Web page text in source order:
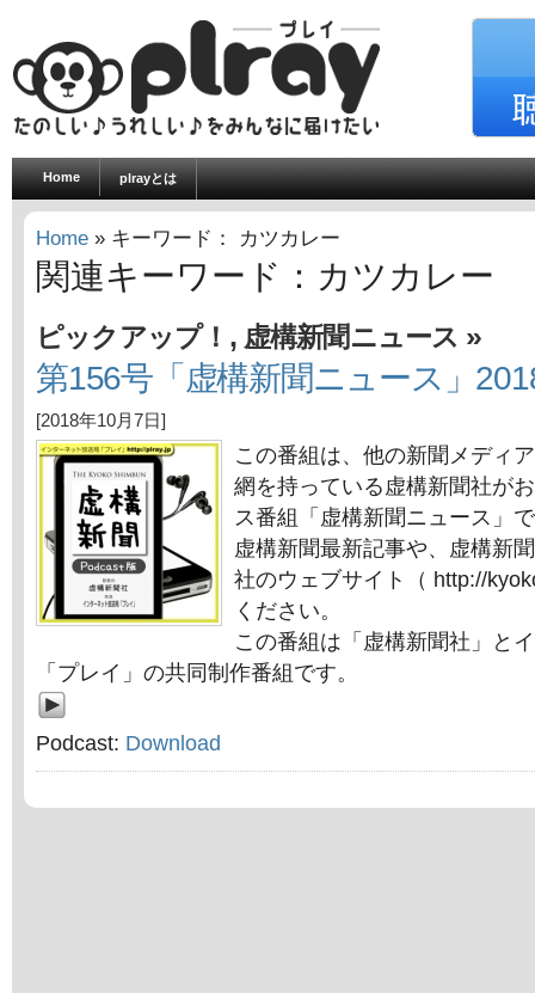
Home plrayとは
Home » キーワード： カツカレー
関連キーワード：カツカレー
ピックアップ！ , 虚構新聞ニュース »
第156号「虚構新聞ニュース」
[2018年10月7日]
この番組は、他の新聞メディ
網を持っている虚構新聞社が
ス番組「虚構新聞ニュース」
虚構新聞最新記事や、虚構新
社のウェブサイト（ http://
ください。
この番組は「虚構新聞社」と
「プレイ」の共同制作番組です。
Podcast: Download